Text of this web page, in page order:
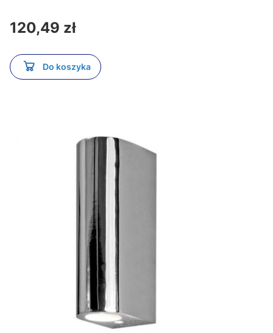
Cena
120,49 zł
Do koszyka